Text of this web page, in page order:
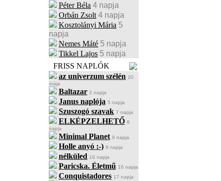
Péter Béla 4 napja
Orbán Zsolt 4 napja
Kosztolányi Mária 5
napja
Nemes Máté 5 napja
Tikkel Lajos 5 napja
FRISS NAPLÓK
az univerzum szélén 20
órája
Baltazar 2 napja
Janus naplója 5 napja
Szuszogó szavak 7 napja
ELKÉPZELHETŐ 8
napja
Minimal Planet 9 napja
Holle anyó :-) 9 napja
nélküled 16 napja
Paricska. Életmű 16 napja
Conquistadores 17 napja